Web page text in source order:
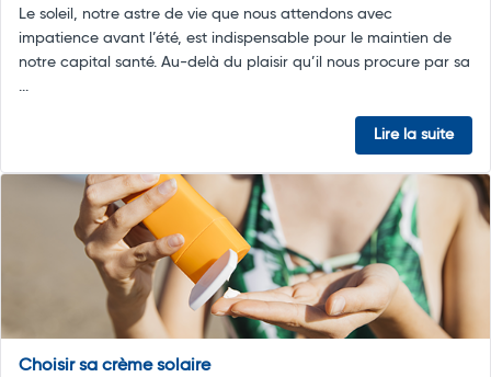
Le soleil, notre astre de vie que nous attendons avec
impatience avant l’été, est indispensable pour le maintien de
notre capital santé. Au-delà du plaisir qu’il nous procure par sa
...
Lire la suite
Choisir sa crème solaire